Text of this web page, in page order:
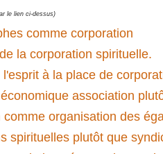
le lien ci-dessus)
comme corporation
la corporation spirituelle.
l'esprit à la place de
association
comme organisation des
spirituelles plutôt que